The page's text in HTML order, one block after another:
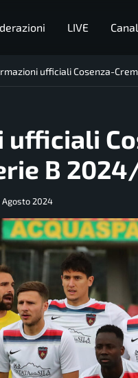
LIVE
ufficiali Cosenza-
ufficiali
B
Agosto 2024